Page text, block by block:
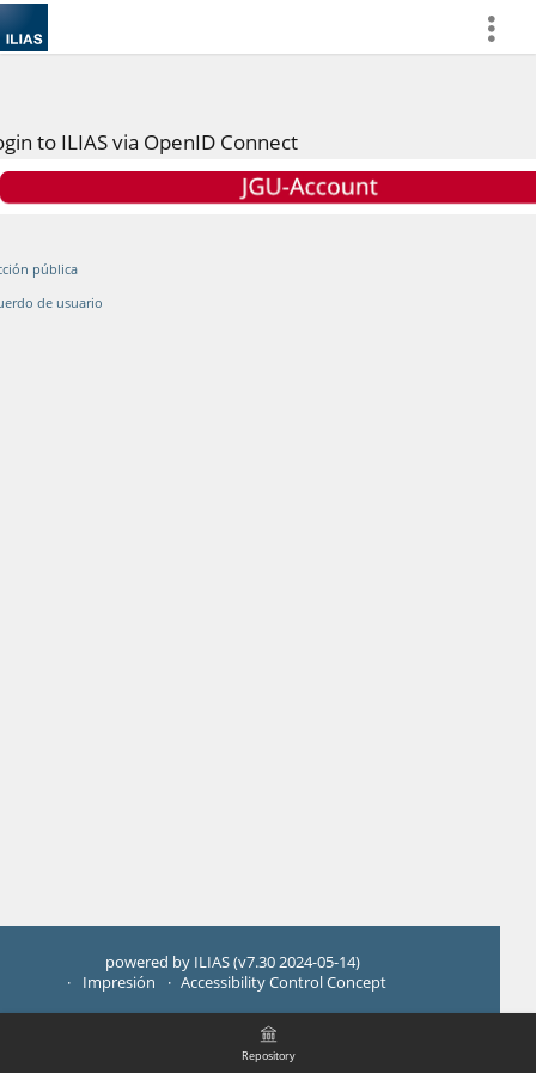
more
Repository
to ILIAS via OpenID Connect
pública
de usuario
powered by ILIAS (v7.30 2024-05-14)
Impresión
Accessibility Control Concept